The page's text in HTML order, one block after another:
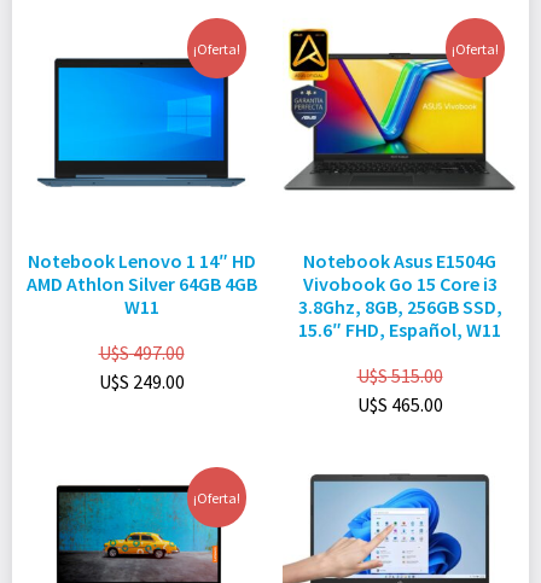
¡Oferta!
Notebook Lenovo 1 14″ HD
AMD Athlon Silver 64GB 4GB
W11
U$S497.00
U$S 249.00
¡Oferta!
Notebook Asus E1504G
Vivobook Go 15 Core i3
3.8Ghz, 8GB, 256GB SSD,
15.6″ FHD, Español, W11
U$S515.00
U$S 465.00
¡Oferta!